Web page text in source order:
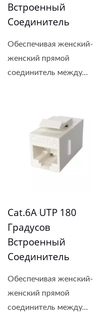
Встроенный
Соединитель
Обеспечивая женский-
женский прямой
соединитель между...
Cat.6A UTP 180
Градусов
Встроенный
Соединитель
Обеспечивая женский-
женский прямой
соединитель между...